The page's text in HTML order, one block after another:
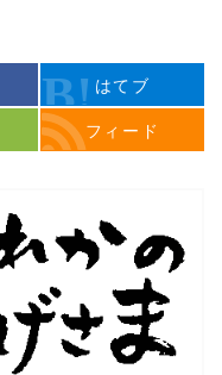
はてブ
フィード